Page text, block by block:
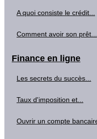
A quoi consiste le crédit...
Comment avoir son prêt...
Finance en ligne
Les secrets du succès...
Taux d'imposition et...
Ouvrir un compte